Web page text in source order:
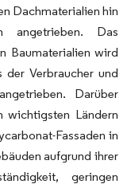
Dachmaterialien hin
angetrieben. Das
Baumaterialien wird
der Verbraucher und
Darüber
wichtigsten Ländern
Fassaden in
aufgrund ihrer
geringen